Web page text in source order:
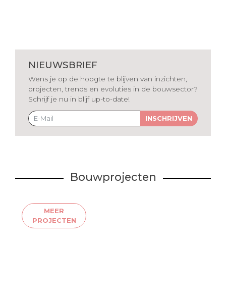
NIEUWSBRIEF
Wens je op de hoogte te blijven van inzichten,
projecten, trends en evoluties in de bouwsector?
Schrijf je nu in blijf up-to-date!
INSCHRIJVEN
Bouwprojecten
MEER
PROJECTEN